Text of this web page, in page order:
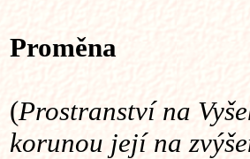
Proměna
(Prostranství na
korunou její na